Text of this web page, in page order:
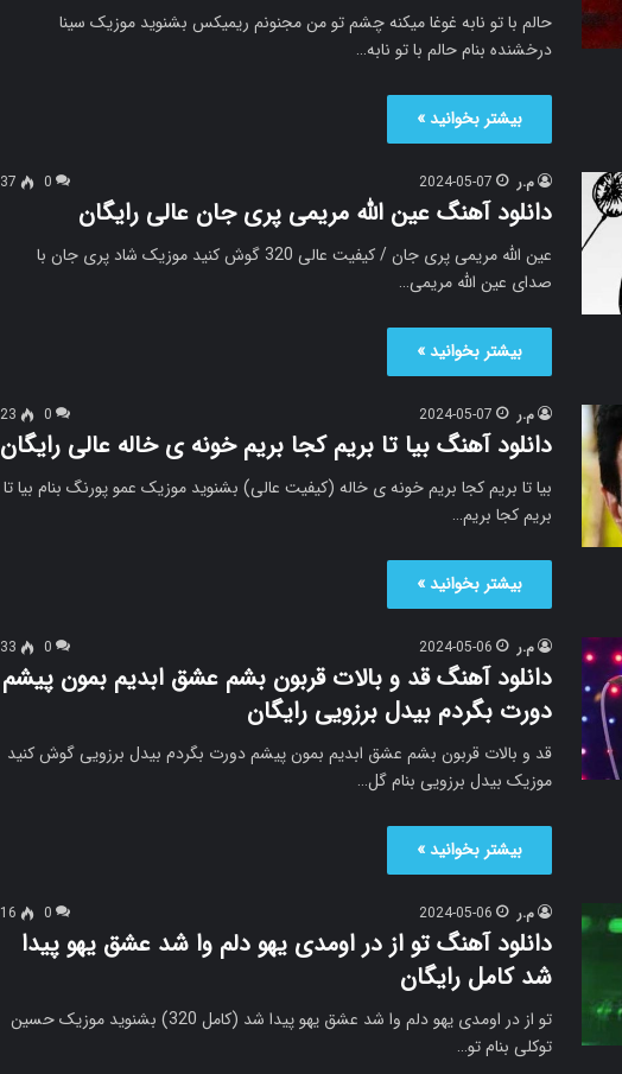
حالم با تو نابه غوغا میکنه چشم تو من مجنونم ریمیکس بشنوید موزیک سینا
درخشنده بنام حالم با تو نابه…
بیشتر بخوانید »
م.ر 2024-05-07
0
37
دانلود آهنگ عین الله مریمی پری جان عالی رایگان
عین الله مریمی پری جان / کیفیت عالی 320 گوش کنید موزیک شاد پری جان با
صدای عین الله مریمی…
بیشتر بخوانید »
م.ر 2024-05-07
0
23
دانلود آهنگ بیا تا بریم کجا بریم خونه ی خاله عالی رایگان
بیا تا بریم کجا بریم خونه ی خاله (کیفیت عالی) بشنوید موزیک عمو پورنگ بنام بیا تا
بریم کجا بریم…
بیشتر بخوانید »
م.ر 2024-05-06
0
33
دانلود آهنگ قد و بالات قربون بشم عشق ابدیم بمون پیشم
دورت بگردم بیدل برزویی رایگان
قد و بالات قربون بشم عشق ابدیم بمون پیشم دورت بگردم بیدل برزویی گوش کنید
موزیک بیدل برزویی بنام گل…
بیشتر بخوانید »
م.ر 2024-05-06
0
16
دانلود آهنگ تو از در اومدی یهو دلم وا شد عشق یهو پیدا
شد کامل رایگان
تو از در اومدی یهو دلم وا شد عشق یهو پیدا شد (کامل 320) بشنوید موزیک حسین
توکلی بنام تو…